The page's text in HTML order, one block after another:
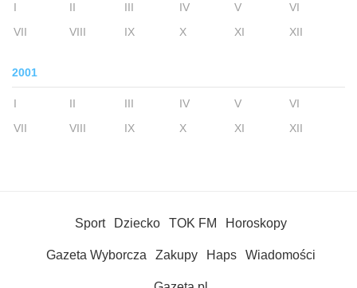
I II III IV V
VI
VII
VIII IX X XI XII
2001
I II III IV V
VI
VII
VIII IX X XI XII
Sport Dziecko TOK FM Horoskopy
Gazeta Wyborcza Zakupy Haps Wiadomości